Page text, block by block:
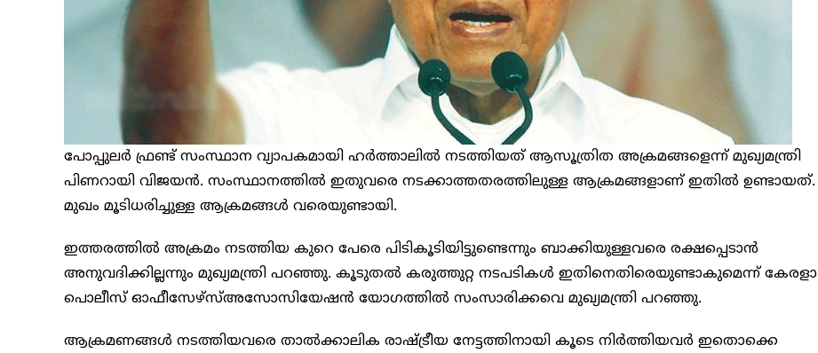
പോപ്പുലര്‍ ഫ്രണ്ട് സംസ്ഥാന വ്യാപകമായി ഹര്‍ത്താലില്‍ നടത്തിയത് ആസൂത്രിത അക്രമങ്ങളെന്ന് മുഖ്യമന്ത്രി
പിണറായി വിജയന്‍. സംസ്ഥാനത്തിൽ ഇതുവരെ നടക്കാത്തതരത്തിലുള്ള ആക്രമങ്ങളാണ് ഇതിൽ ഉണ്ടായത്.
മുഖം മൂടിധരിച്ചുള്ള ആക്രമങ്ങള്‍ വരെയുണ്ടായി.
ഇത്തരത്തിൽ അക്രമം നടത്തിയ കുറെ പേരെ പിടികൂടിയിട്ടുണ്ടെന്നും ബാക്കിയുള്ളവരെ രക്ഷപ്പെടാന്‍
അനുവദിക്കില്ലന്നും മുഖ്യമന്ത്രി പറഞ്ഞു. കൂടുതല്‍ കരുത്തുറ്റ നടപടികള്‍ ഇതിനെതിരെയുണ്ടാകുമെന്ന് കേരളാ
പൊലീസ് ഓഫീസേഴ്‌സ്അസോസിയേഷന്‍ യോഗത്തില്‍ സംസാരിക്കവെ മുഖ്യമന്ത്രി പറഞ്ഞു.
ആക്രമണങ്ങൾ നടത്തിയവരെ താല്‍ക്കാലിക രാഷ്ട്രീയ നേട്ടത്തിനായി കൂടെ നിര്‍ത്തിയവര്‍ ഇതൊക്കെ